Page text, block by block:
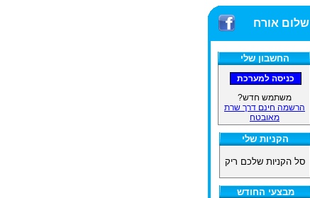
שלום אורח
החשבון שלי
משתמש חדש?
הרשמה חינם דרך שרת
מאובטח
הקניות שלי
סל הקניות שלכם ריק
מבצעי החודש